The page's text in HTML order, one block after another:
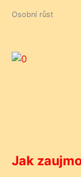
Osobní růst
Jak